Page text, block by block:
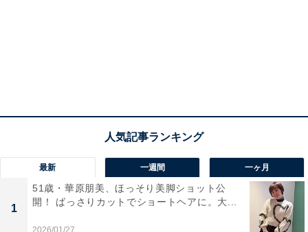
最新 一週間 一ヶ月
1
51歳・華原朋美、ほっそり美脚ショット公
開！ ばっさりカットでショートヘアに。大...